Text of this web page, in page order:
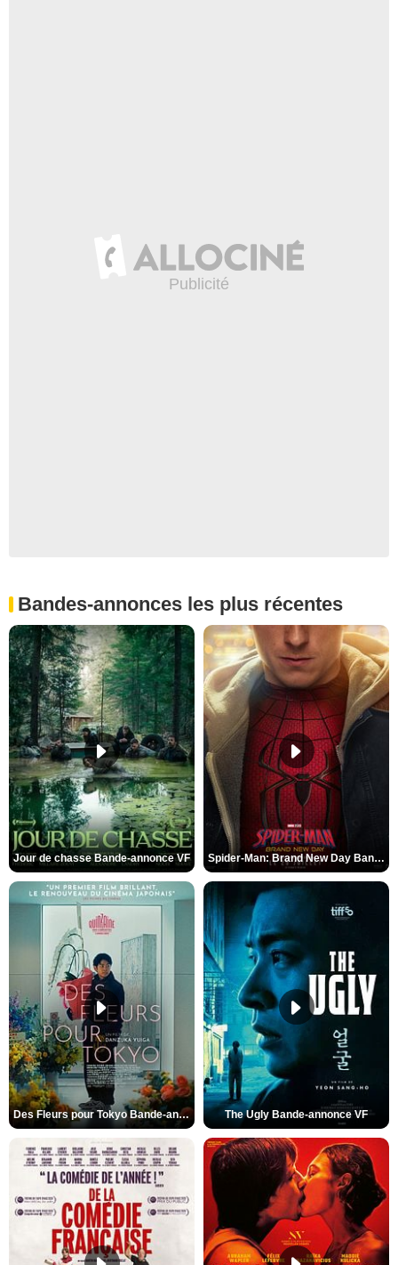
Bandes-annonces les plus récentes
Jour de chasse Bande-annonce VF Spider-Man: Brand New Day Bande-annonce (3) VO STFR
Des Fleurs pour Tokyo Bande-annonce VO STFR The Ugly Bande-annonce VF